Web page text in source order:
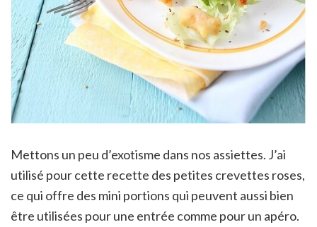
Mettons un peu d’exotisme dans nos assiettes. J’ai
utilisé pour cette recette des petites crevettes roses,
ce qui offre des mini portions qui peuvent aussi bien
être utilisées pour une entrée comme pour un apéro.